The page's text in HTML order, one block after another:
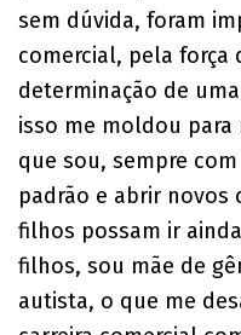
sem dúvida, foram
comercial, pela força
determinação de
isso me moldou
que sou, sempre
padrão e abrir novos
filhos possam ir
filhos, sou mãe de
autista, o que me